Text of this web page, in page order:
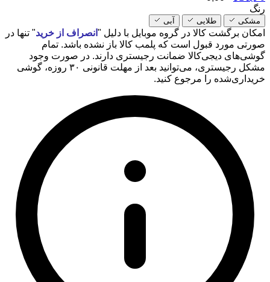
رنگ
مشکی طلایی آبی
امکان برگشت کالا در گروه موبایل با دلیل " انصراف از خرید" تنها در
صورتی مورد قبول است که پلمب کالا باز نشده باشد. تمام
گوشی‌های دیجی‌کالا ضمانت رجیستری دارند. در صورت وجود
مشکل رجیستری، می‌توانید بعد از مهلت قانونی ۳۰ روزه، گوشی
خریداری‌شده را مرجوع کنید.